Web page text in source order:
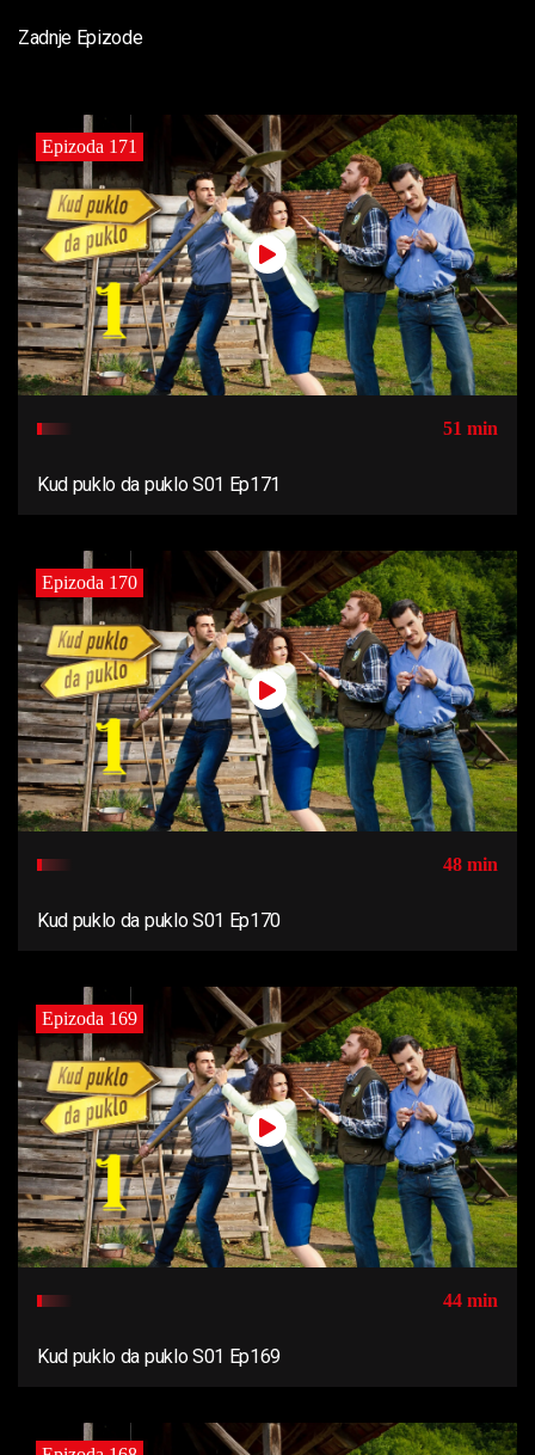
Zadnje Epizode
Epizoda 171
51 min
Kud puklo da puklo S01 Ep171
Epizoda 170
48 min
Kud puklo da puklo S01 Ep170
Epizoda 169
44 min
Kud puklo da puklo S01 Ep169